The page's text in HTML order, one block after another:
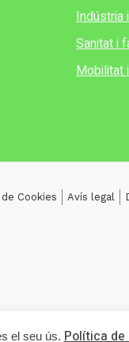
Indústria
Sanitat i
Mobilitat
Cookies Avís legal
el seu ús. Política de